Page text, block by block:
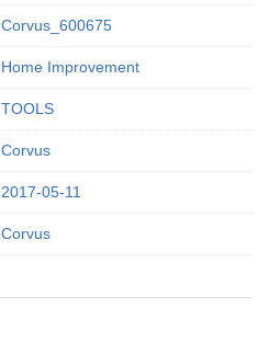
Corvus_600675
Home Improvement
TOOLS
Corvus
2017-05-11
Corvus